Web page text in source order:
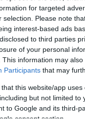
for targeted
selection. Please note
interest-based ads
to third parties
of your personal
This information may
Participants that may
that this website/app
but not limited to
to Google and its third-
consent section.
αύξηση των
του
σημείωσε ο
αυτήν την
και εισφορών:
μείωσης των
την
εφαρμόζεται η